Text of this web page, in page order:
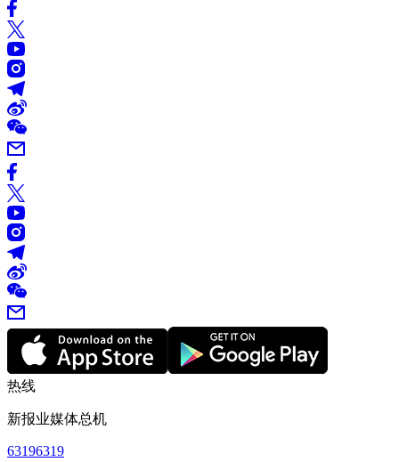
热线
新报业媒体总机
63196319